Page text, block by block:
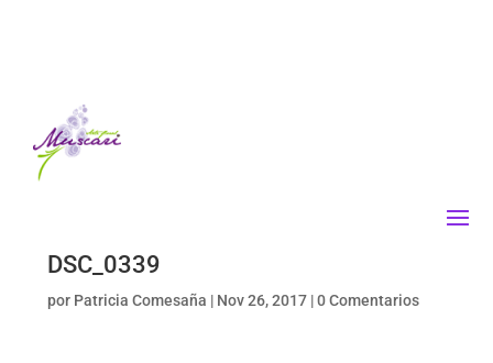
DSC_0339
por Patricia Comesaña | Nov 26, 2017|0 Comentarios